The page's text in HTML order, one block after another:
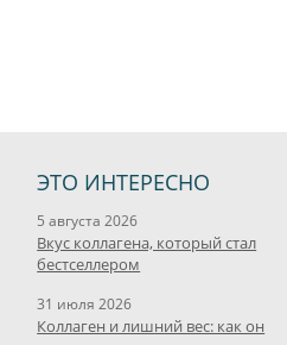
ЭТО ИНТЕРЕСНО
5 августа 2026
Вкус коллагена, который стал
бестселлером
31 июля 2026
Коллаген и лишний вес: как он